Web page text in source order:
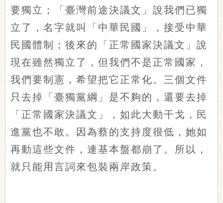
要獨立；「臺灣前途決議文」說我們已獨
立了，名字就叫「中華民國」，接受中華
民國體制；後來的「正常國家決議文」說
現在雖然獨立了，但我們不是正常國家，
我們要制憲，希望把它正常化。三個文件
只去掉「臺獨黨綱」是不夠的，還要去掉
「正常國家決議文」，如此大動干戈，民
進黨也不敢。因為蔡的支持度很低，她如
再動這些文件，連基本盤都崩了。所以，
就只能用言詞來包裝兩岸政策。